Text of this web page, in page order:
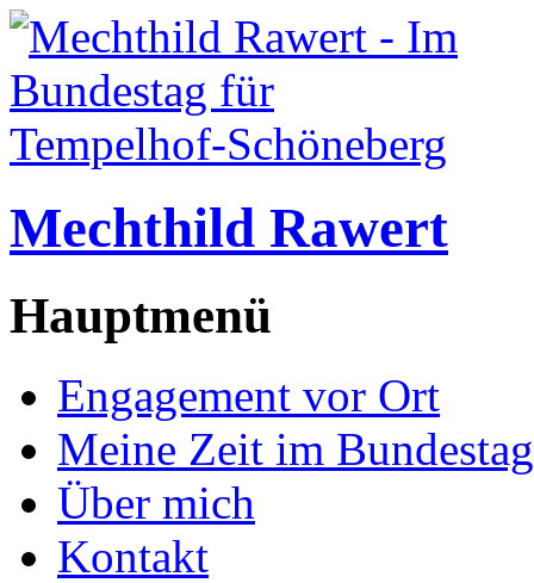
Mechthild Rawert
Hauptmenü
Engagement vor Ort
Meine Zeit im Bundestag
Über mich
Kontakt